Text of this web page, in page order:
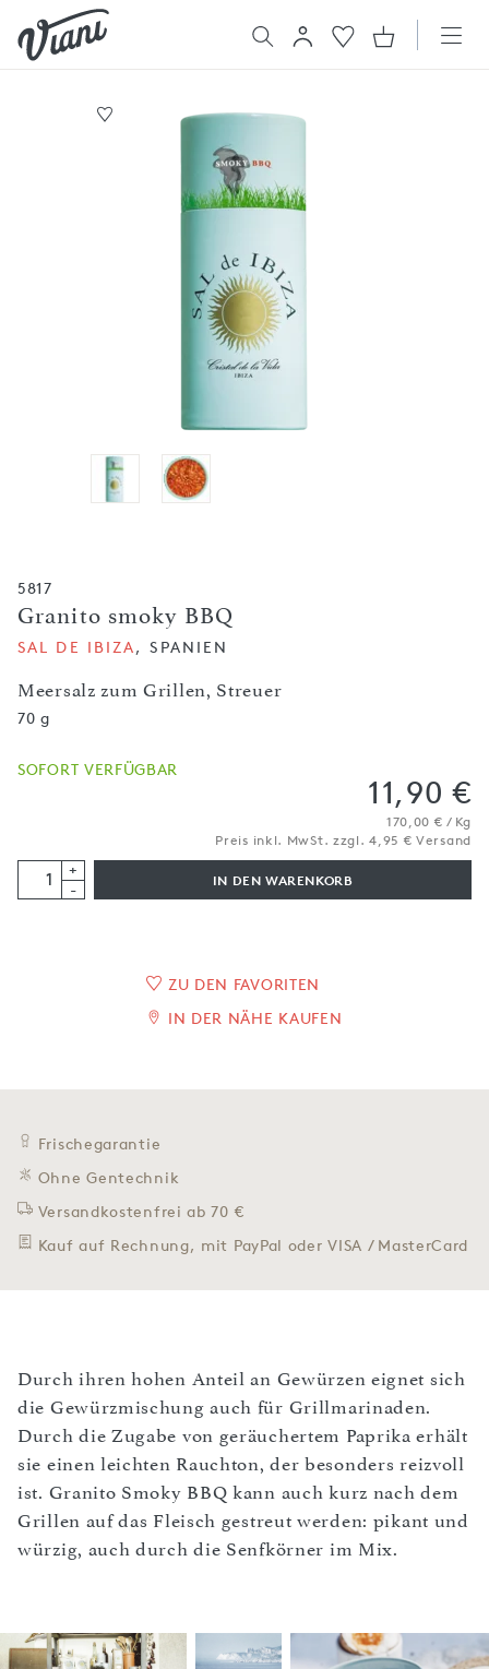
5817
Granito smoky BBQ
Meersalz zum Grillen, Streuer
SAL DE IBIZA, SPANIEN
70 g
SOFORT VERFÜGBAR
11,90 €
170,00 € / Kg
Preis inkl. MwSt. zzgl. 4,95 € Versand
+
-
IN DEN WARENKORB
ZU DEN FAVORITEN
IN DER NÄHE KAUFEN
Frischegarantie
Ohne Gentechnik
Versandkostenfrei ab 70 €
Kauf auf Rechnung, mit PayPal oder VISA / MasterCard
Durch ihren hohen Anteil an Gewürzen eignet sich
die Gewürzmischung auch für Grillmarinaden.
Durch die Zugabe von geräuchertem Paprika erhält
sie einen leichten Rauchton, der besonders reizvoll
ist. Granito Smoky BBQ kann auch kurz nach dem
Grillen auf das Fleisch gestreut werden: pikant und
würzig, auch durch die Senfkörner im Mix.